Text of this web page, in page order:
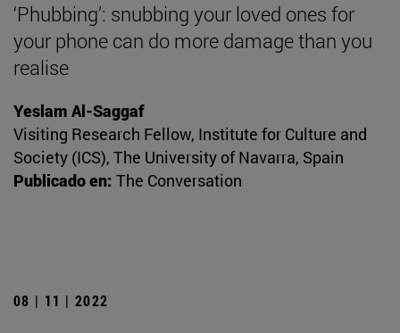
‘Phubbing’: snubbing your loved ones for
your phone can do more damage than you
realise
Yeslam Al-Saggaf
Visiting Research Fellow, Institute for Culture and
Society (ICS), The University of Navarra, Spain
Publicado en: The Conversation
08 | 11 | 2022